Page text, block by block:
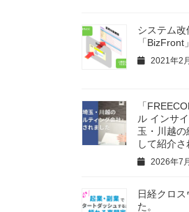
システム改
「BizFront
2021年2
「
ル インサ
玉・川越の
して紹介さ
2026年7
日経クロ
た。